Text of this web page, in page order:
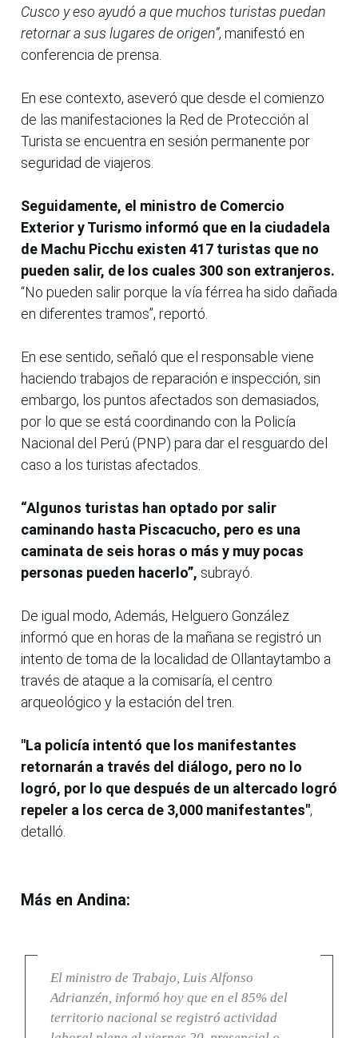
Cusco y eso ayudó a que muchos turistas puedan
retornar a sus lugares de origen”, manifestó en
conferencia de prensa.
En ese contexto, aseveró que desde el comienzo
de las manifestaciones la Red de Protección al
Turista se encuentra en sesión permanente por
seguridad de viajeros.
Seguidamente, el ministro de Comercio
Exterior y Turismo informó que en la ciudadela
de Machu Picchu existen 417 turistas que no
pueden salir, de los cuales 300 son extranjeros.
“No pueden salir porque la vía férrea ha sido dañada
en diferentes tramos”, reportó.
En ese sentido, señaló que el responsable viene
haciendo trabajos de reparación e inspección, sin
embargo, los puntos afectados son demasiados,
por lo que se está coordinando con la Policía
Nacional del Perú (PNP) para dar el resguardo del
caso a los turistas afectados.
“Algunos turistas han optado por salir
caminando hasta Piscacucho, pero es una
caminata de seis horas o más y muy pocas
personas pueden hacerlo”, subrayó.
De igual modo, Además, Helguero González
informó que en horas de la mañana se registró un
intento de toma de la localidad de Ollantaytambo a
través de ataque a la comisaría, el centro
arqueológico y la estación del tren.
"La policía intentó que los manifestantes
retornarán a través del diálogo, pero no lo
logró, por lo que después de un altercado logró
repeler a los cerca de 3,000 manifestantes",
detalló.
Más en Andina:
El ministro de Trabajo, Luis Alfonso
Adrianzén, informó hoy que en el 85% del
territorio nacional se registró actividad